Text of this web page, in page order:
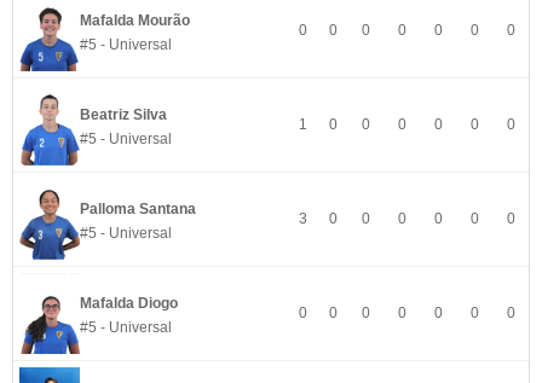
Mafalda Mourão
#5 - Universal
0 0 0 0 0 0 0
Beatriz Silva
#5 - Universal
1 0 0 0 0 0 0
Palloma Santana
#5 - Universal
3 0 0 0 0 0 0
Mafalda Diogo
#5 - Universal
0 0 0 0 0 0 0